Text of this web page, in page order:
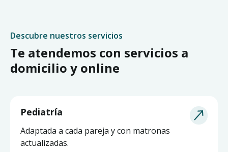
Descubre nuestros servicios
Te atendemos con servicios a
domicilio y online
Pediatría
Adaptada a cada pareja y con matronas
actualizadas.